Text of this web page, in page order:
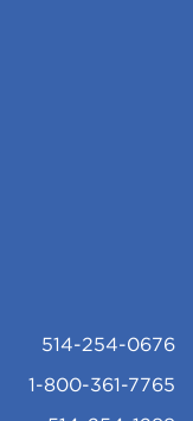
514-254-0676
1-800-361-7765